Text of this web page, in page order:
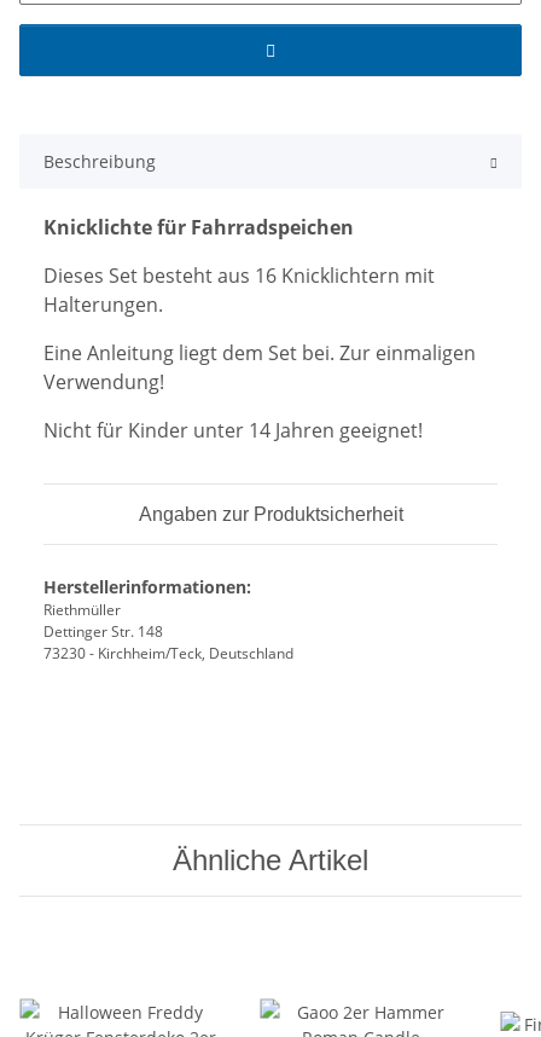
Beschreibung
Knicklichte für Fahrradspeichen
Dieses Set besteht aus 16 Knicklichtern mit
Halterungen.
Eine Anleitung liegt dem Set bei. Zur einmaligen
Verwendung!
Nicht für Kinder unter 14 Jahren geeignet!
Angaben zur Produktsicherheit
Herstellerinformationen:
Riethmüller
Dettinger Str. 148
73230 - Kirchheim/Teck, Deutschland
Ähnliche Artikel